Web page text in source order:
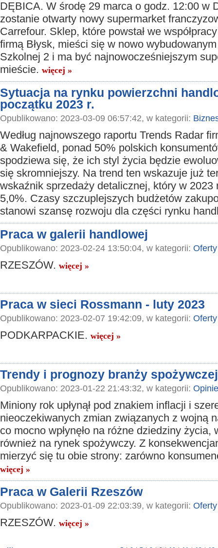
DĘBICA. W środę 29 marca o godz. 12:00 w
zostanie otwarty nowy supermarket
Carrefour. Sklep, które powstał we
firmą Błysk, mieści się w nowo
Szkolnej 2 i ma być najnowocześniejszym
mieście. więcej »
Sytuacja na rynku powierzchni
początku 2023 r.
Opublikowano: 2023-03-09 06:57:42, w kategorii:
Według najnowszego raportu Trends Radar
& Wakefield, ponad 50% polskich
spodziewa się, że ich styl życia będzie
się skromniejszy. Na trend ten wskazuje już
wskaźnik sprzedaży detalicznej, który w 2023
5,0%. Czasy szczuplejszych budżetów
stanowi szansę rozwoju dla części rynku
Praca w galerii handlowej
Opublikowano: 2023-02-24 13:50:04, w kategorii:
RZESZÓW. więcej »
Praca w sieci Rossmann - luty 2023
Opublikowano: 2023-02-07 19:42:09, w kategorii:
PODKARPACKIE. więcej »
Trendy i prognozy branży
Opublikowano: 2023-01-22 21:43:32, w kategorii: Opinie
Miniony rok upłynął pod znakiem inflacji i
nieoczekiwanych zmian związanych z wojną
co mocno wpłynęło na różne dziedziny życia,
również na rynek spożywczy. Z
mierzyć się tu obie strony: zarówno
więcej »
Praca w Galerii Rzeszów
Opublikowano: 2023-01-09 22:03:39, w kategorii:
RZESZÓW. więcej »